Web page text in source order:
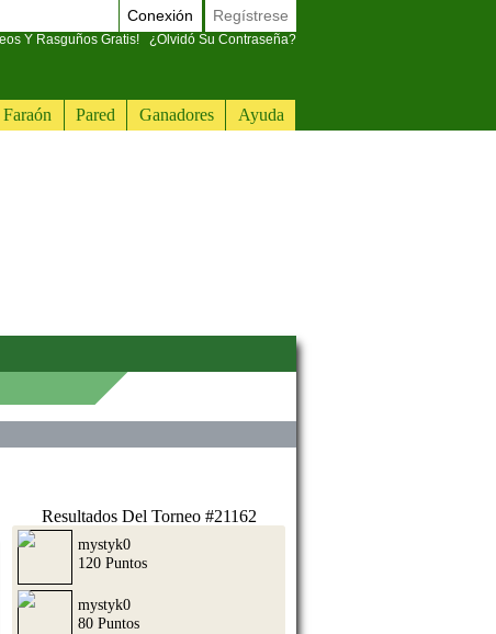
Faraón Pared Ganadores Ayuda
Conexión Regístrese
Y Rasguños Gratis! ¿Olvidó Su Contraseña?
Resultados Del Torneo #21162
mystyk0
120 Puntos
mystyk0
80 Puntos